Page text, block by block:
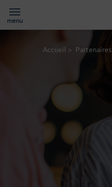
menu
Accueil
Page d'accueil du site
> Partenaires